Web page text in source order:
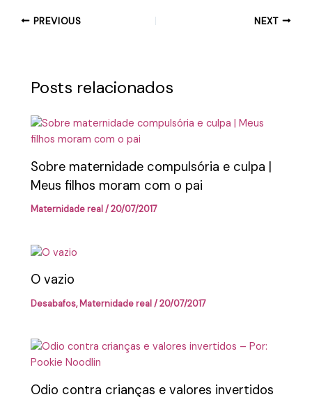
PREVIOUS NEXT
Posts relacionados
Sobre maternidade compulsória e culpa |
Meus filhos moram com o pai
Maternidade real/20/07/2017
O vazio
Desabafos,Maternidade real/20/07/2017
Odio contra crianças e valores invertidos